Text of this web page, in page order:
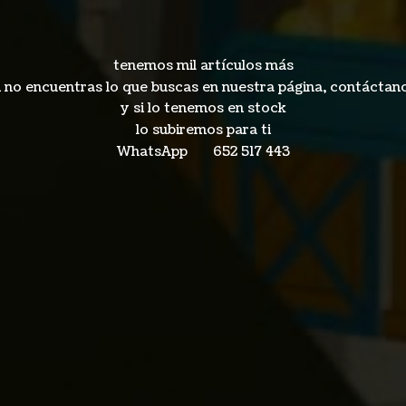
tenemos mil artículos más
no encuentras lo que buscas en nuestra página,
y si lo tenemos en stock
lo subiremos para ti
WhatsApp 652 517 443